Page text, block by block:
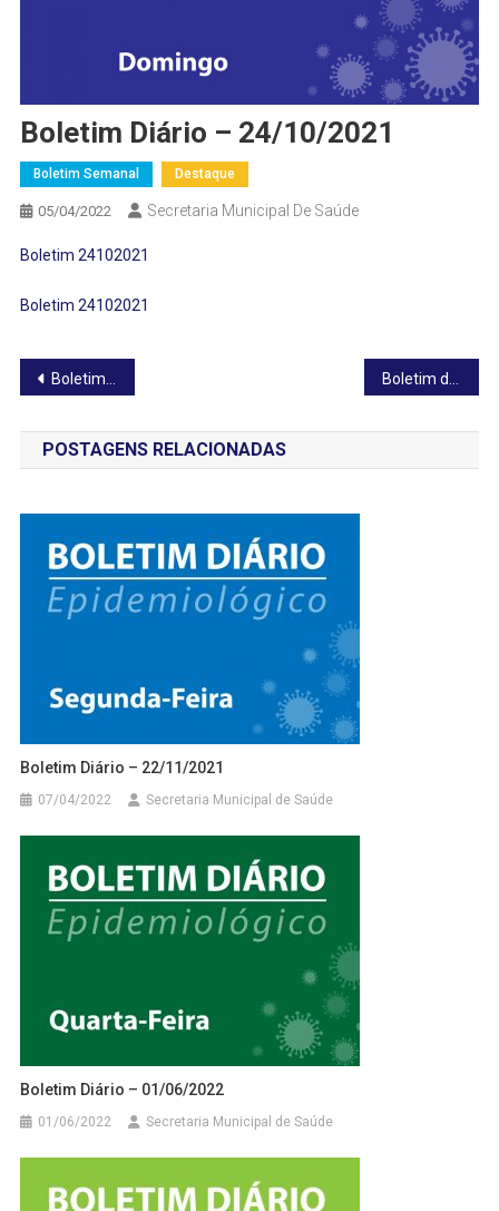
Boletim Diário – 24/10/2021
Boletim Semanal Destaque
05/04/2022 Secretaria Municipal De Saúde
Boletim 24102021
Boletim 24102021
Navegação
de
Post
Boletim diário – 23/10/2021 Boletim diário – 25/10/2021
POSTAGENS RELACIONADAS
Boletim Diário – 22/11/2021
07/04/2022 Secretaria Municipal de Saúde
Boletim Diário – 01/06/2022
01/06/2022 Secretaria Municipal de Saúde